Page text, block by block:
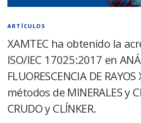
ARTÍCULOS
XAMTEC ha obtenido la
ISO/IEC 17025:2017 en
FLUORESCENCIA DE
métodos de MINERALES y
CRUDO y CLÍNKER.